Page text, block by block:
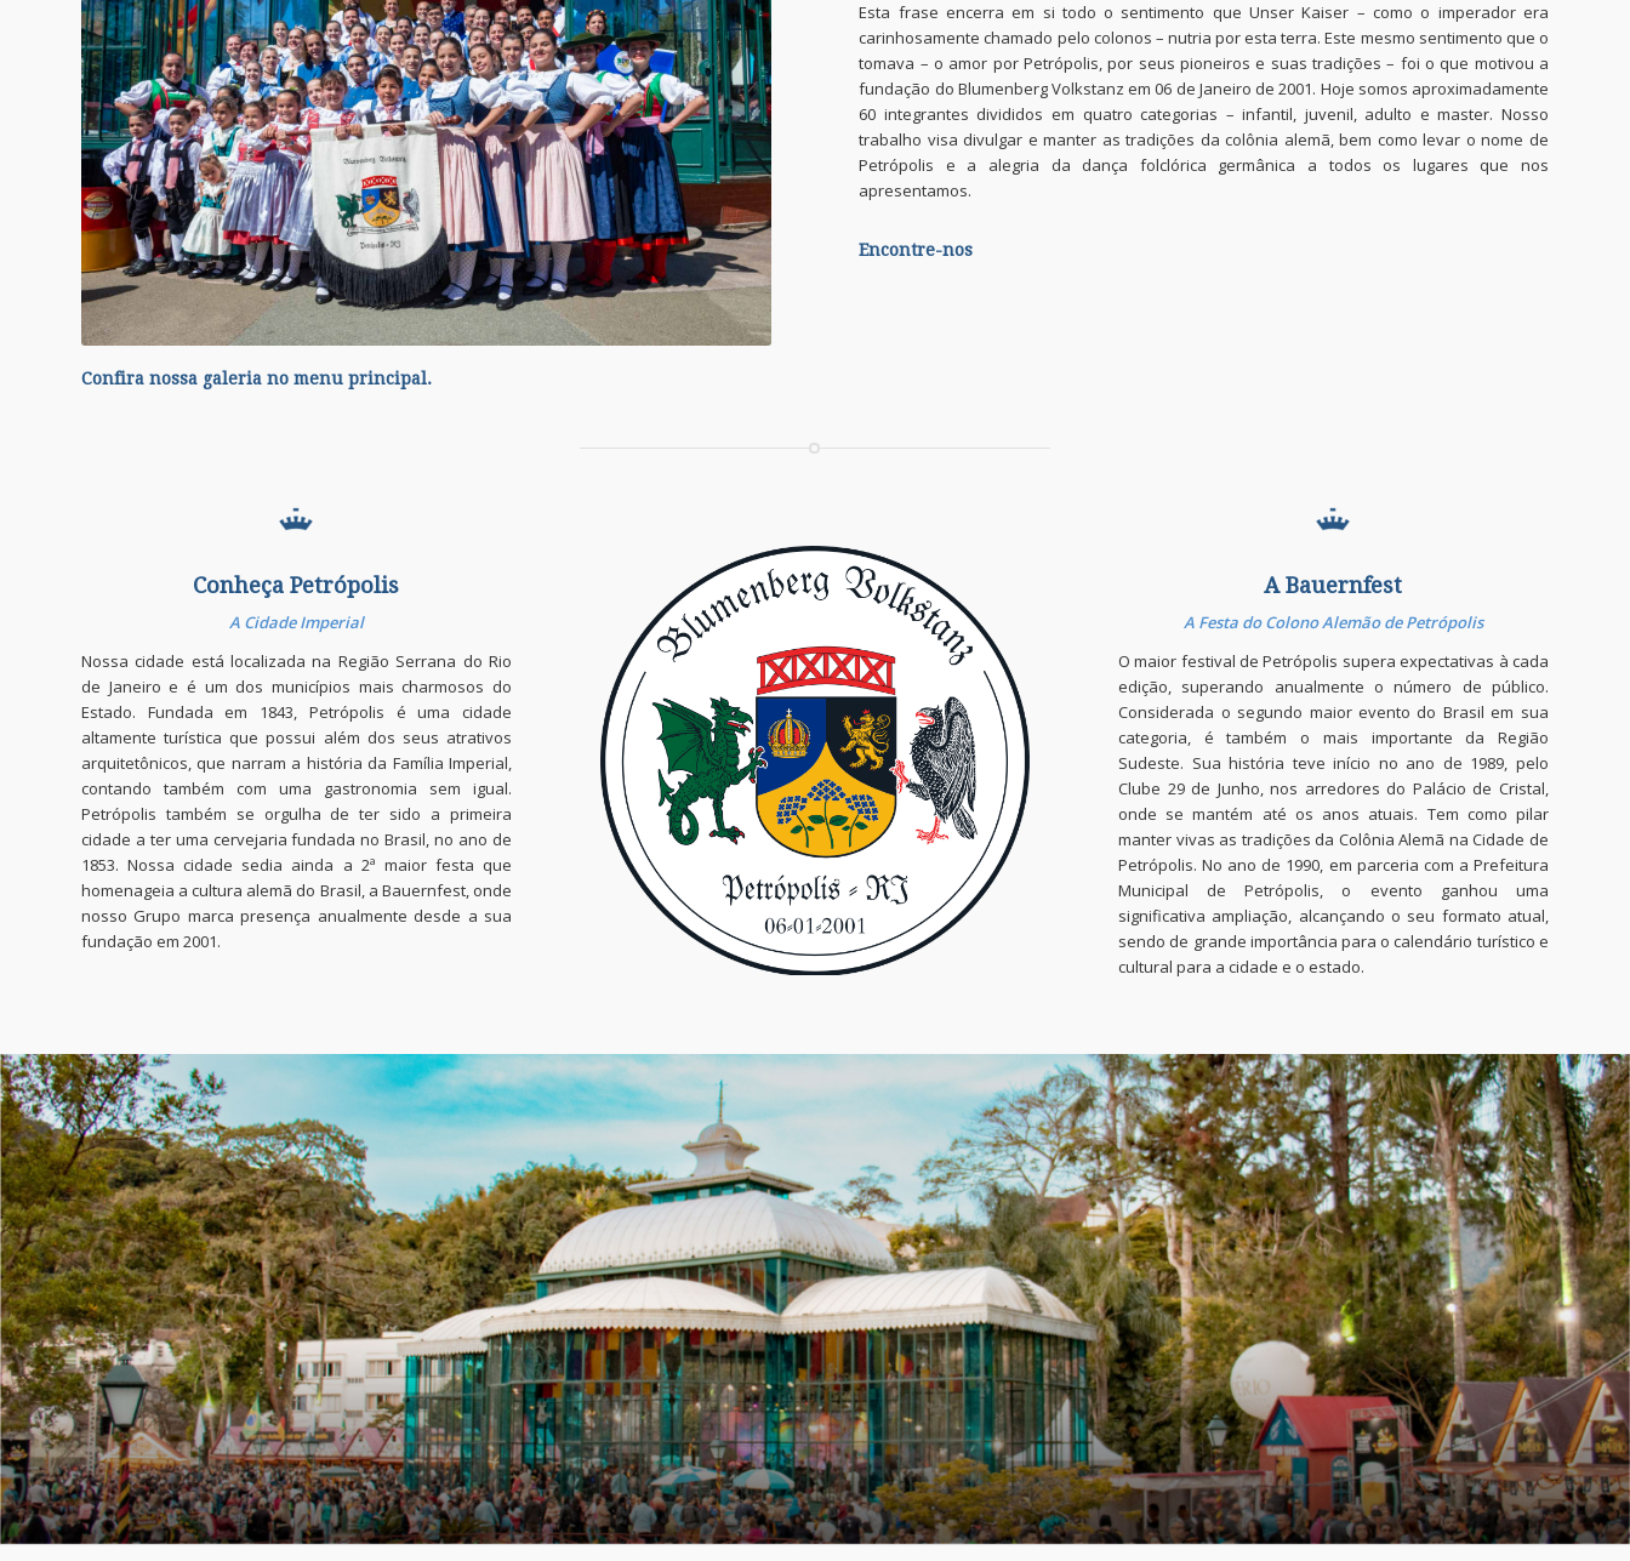
Confira nossa galeria no menu principal.
Esta frase encerra em si todo o sentimento que Unser Kaiser – como o imperador era
carinhosamente chamado pelo colonos – nutria por esta terra. Este mesmo sentimento que o
tomava – o amor por Petrópolis, por seus pioneiros e suas tradições – foi o que motivou a
fundação do Blumenberg Volkstanz em 06 de Janeiro de 2001. Hoje somos aproximadamente
60 integrantes divididos em quatro categorias – infantil, juvenil, adulto e master. Nosso
trabalho visa divulgar e manter as tradições da colônia alemã, bem como levar o nome de
Petrópolis e a alegria da dança folclórica germânica a todos os lugares que nos
apresentamos.
Encontre-nos
Conheça Petrópolis
A Cidade Imperial
Nossa cidade está localizada na Região Serrana do Rio
de Janeiro e é um dos municípios mais charmosos do
Estado. Fundada em 1843, Petrópolis é uma cidade
altamente turística que possui além dos seus atrativos
arquitetônicos, que narram a história da Família Imperial,
contando também com uma gastronomia sem igual.
Petrópolis também se orgulha de ter sido a primeira
cidade a ter uma cervejaria fundada no Brasil, no ano de
1853. Nossa cidade sedia ainda a 2ª maior festa que
homenageia a cultura alemã do Brasil, a Bauernfest, onde
nosso Grupo marca presença anualmente desde a sua
fundação em 2001.
A Bauernfest
A Festa do Colono Alemão de Petrópolis
O maior festival de Petrópolis supera expectativas à cada
edição, superando anualmente o número de público.
Considerada o segundo maior evento do Brasil em sua
categoria, é também o mais importante da Região
Sudeste. Sua história teve início no ano de 1989, pelo
Clube 29 de Junho, nos arredores do Palácio de Cristal,
onde se mantém até os anos atuais. Tem como pilar
manter vivas as tradições da Colônia Alemã na Cidade de
Petrópolis. No ano de 1990, em parceria com a Prefeitura
Municipal de Petrópolis, o evento ganhou uma
significativa ampliação, alcançando o seu formato atual,
sendo de grande importância para o calendário turístico e
cultural para a cidade e o estado.